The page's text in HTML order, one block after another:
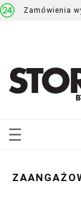
Zamówienia